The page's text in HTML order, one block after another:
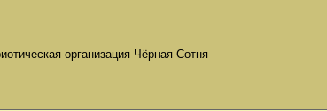
организация Чёрная Сотня